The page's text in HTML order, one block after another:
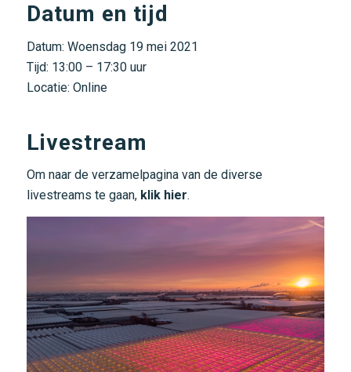
Datum en tijd
Datum: Woensdag 19 mei 2021
Tijd: 13:00 – 17:30 uur
Locatie: Online
Livestream
Om naar de verzamelpagina van de diverse
livestreams te gaan, klik hier.